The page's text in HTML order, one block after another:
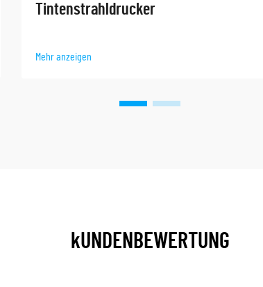
Tintenstrahldrucker
Mehr anzeigen
kUNDENBEWERTUNG